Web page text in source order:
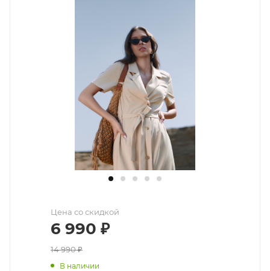
Цена со скидкой
6 990 ₽
14 990₽
В наличии